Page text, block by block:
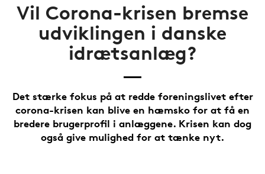
Vil Corona-krisen bremse
udviklingen i danske
idrætsanlæg?
Det stærke fokus på at redde foreningslivet efter
corona-krisen kan blive en hæmsko for at få en
bredere brugerprofil i anlæggene. Krisen kan dog
også give mulighed for at tænke nyt.